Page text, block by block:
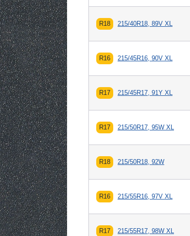
R18 215/40R18, 89V XL
R16 215/45R16, 90V XL
R17 215/45R17, 91Y XL
R17 215/50R17, 95W XL
R18 215/50R18, 92W
R16 215/55R16, 97V XL
R17 215/55R17, 98W XL